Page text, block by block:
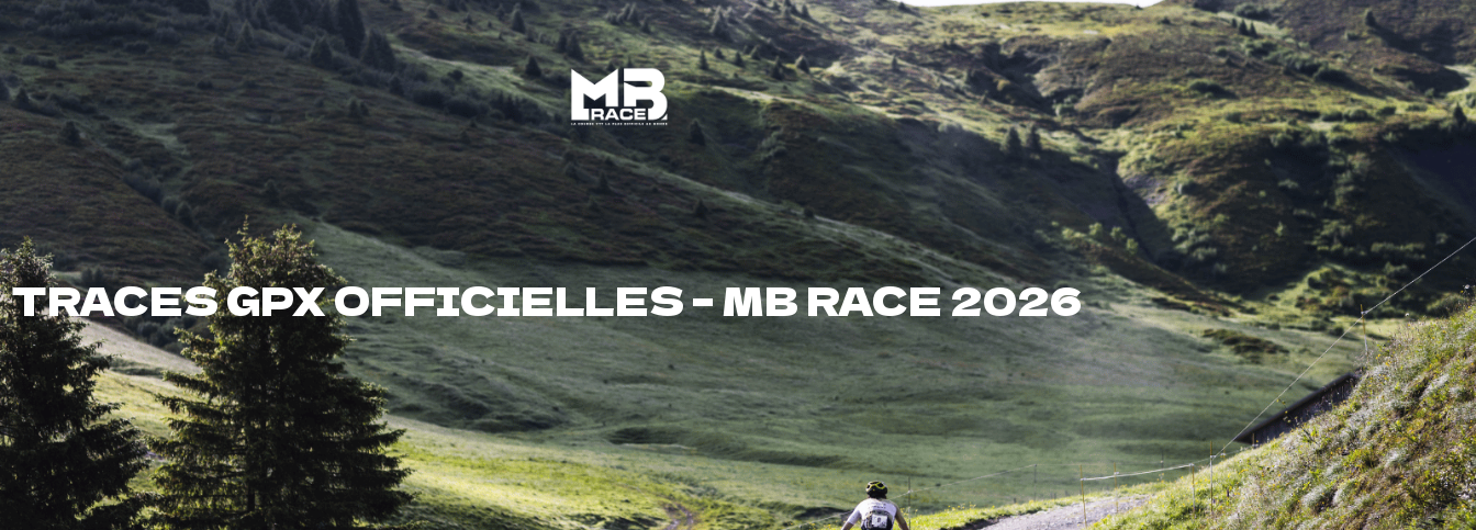
FR
Présentation Épreuves Infos Inscriptions Bénévoles MB à l’année Résultats Contact
TRACES GPX OFFICIELLES – MB RACE 2026